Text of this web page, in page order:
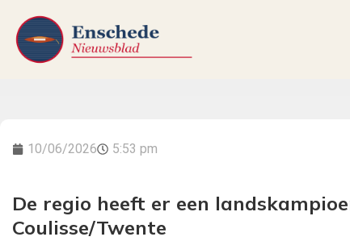
10/06/2026 5:53 pm
De regio heeft er een
Coulisse/Twente